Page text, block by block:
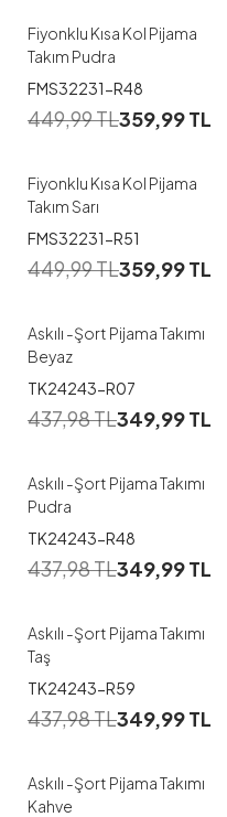
Fiyonklu Kısa Kol Pijama
Takım Pudra
FMS32231-R48
449,99TL359,99TL
M L XL XXL
Fiyonklu Kısa Kol Pijama
Takım Sarı
FMS32231-R51
449,99TL359,99TL
M L XL
Askılı -Şort Pijama Takımı
Beyaz
TK24243-R07
437,98TL349,99TL
M L XL
Askılı -Şort Pijama Takımı
Pudra
TK24243-R48
437,98TL349,99TL
M L XL
Askılı -Şort Pijama Takımı
Taş
TK24243-R59
437,98TL349,99TL
M L
Askılı -Şort Pijama Takımı
Kahve